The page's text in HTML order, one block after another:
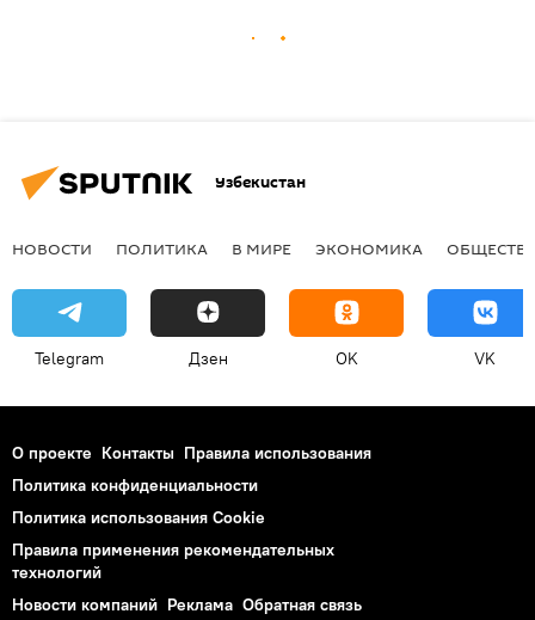
Узбекистан
НОВОСТИ ПОЛИТИКА В МИРЕ ЭКОНОМИКА
Telegram Дзен OK VK
О проекте Контакты Правила использования
Политика конфиденциальности
Политика использования Cookie
Правила применения рекомендательных
технологий
Новости компаний Реклама Обратная связь